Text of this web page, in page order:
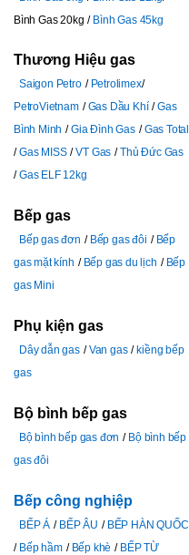
Bình Gas 20kg
Bình Gas 45kg
Thương Hiệu gas
Saigon Petro
Petrolimex
PetroVietnam
Gas Dầu Khí
Gas
Bình Minh
Gia Đình Gas
Gas Total
Gas MISS
VT Gas
Thủ Đức Gas
Gas ELF 12kg
Bếp gas
Bếp gas đơn Bếp gas đôi
Bếp
gas mặt kính
Bếp gas du lịch
Bếp
gas Mini
Phụ kiện gas
Dây dẫn gas Van gas
kiềng bếp
gas
Bộ bình bếp gas
Bộ bình bếp gas đơn
Bộ bình bếp
gas đôi
Bếp công nghiệp
BẾP Á BẾP ÂU
BẾP HÀN QUỐC
Bếp hầm
Bếp khè
BẾP TỪ